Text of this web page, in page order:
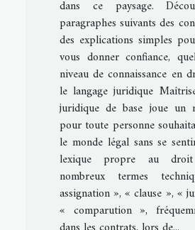
dans ce paysage.
paragraphes suivants des
des explications simples
vous donner confiance,
niveau de connaissance en
le langage juridique
juridique de base joue un
pour toute personne
le monde légal sans se
lexique propre au
nombreux termes
assignation », « clause », «
« comparution »,